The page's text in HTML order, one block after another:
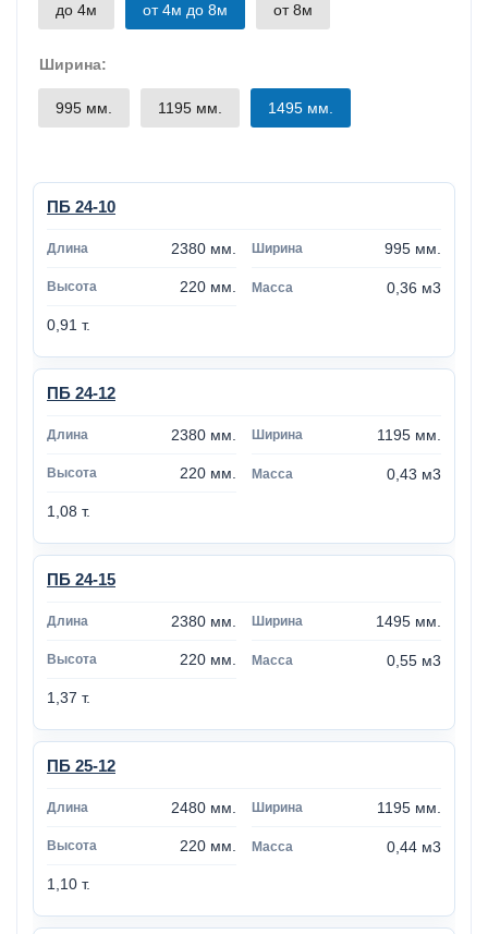
до 4м от 4м до 8м от 8м
Ширина:
995 мм. 1195 мм. 1495 мм.
ПБ 24-10
2380 мм. 995 мм.
220 мм. 0,36 м3
0,91 т.
ПБ 24-12
2380 мм. 1195 мм.
220 мм. 0,43 м3
1,08 т.
ПБ 24-15
2380 мм. 1495 мм.
220 мм. 0,55 м3
1,37 т.
ПБ 25-12
2480 мм. 1195 мм.
220 мм. 0,44 м3
1,10 т.